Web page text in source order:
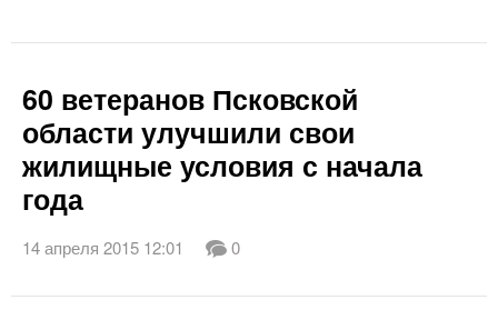
60 ветеранов Псковской
области улучшили свои
жилищные условия с начала
года
14 апреля 2015 12:01 0